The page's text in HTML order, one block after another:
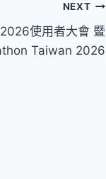
NEXT
使用者大會 暨
Taiwan 2026